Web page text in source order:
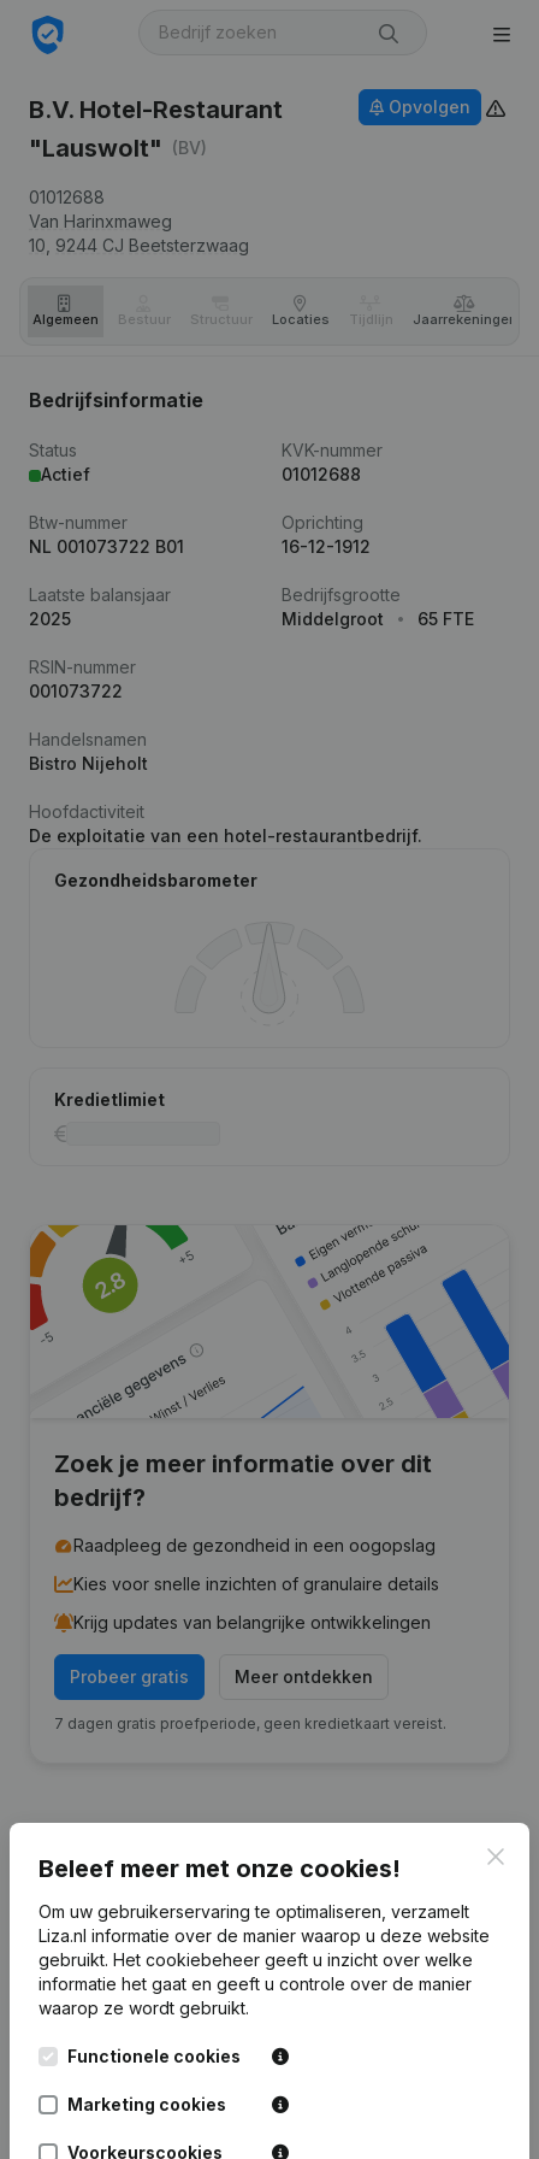
B.V. Hotel-Restaurant
"Lauswolt"
(BV)
01012688
Van Harinxmaweg
10, 9244 CJ Beetsterzwaag
Opvolgen
Algemeen Bestuur Structuur Locaties Tijdlijn Jaar­rekeningen
Bedrijfsinformatie
Status
Actief
KVK-nummer
01012688
Btw-nummer
NL 001073722 B01
Oprichting
16-12-1912
Laatste balansjaar
2025
Bedrijfsgrootte
Middelgroot
65 FTE
RSIN-nummer
001073722
Handelsnamen
Bistro Nijeholt
Hoofdactiviteit
De exploitatie van een hotel-restaurantbedrijf.
Gezondheidsbarometer
Kredietlimiet
Zoek je meer informatie over dit
bedrijf?
Raadpleeg de gezondheid in een oogopslag
Kies voor snelle inzichten of granulaire details
Krijg updates van belangrijke ontwikkelingen
Probeer gratis Meer ontdekken
7 dagen gratis proefperiode, geen kredietkaart vereist.
Financiële gegevens van B.V. Hotel-
Restaurant "Lauswolt"
2025 2024 2023 2022
vermogen
€ 49.997 188.755
Personeel 65
Beleef meer met onze cookies!
Om uw gebruikerservaring te optimaliseren, verzamelt
Liza.nl informatie over de manier waarop u deze website
gebruikt. Het cookiebeheer geeft u inzicht over welke
informatie het gaat en geeft u controle over de manier
waarop ze wordt gebruikt.
Functionele cookies
Marketing cookies
Voorkeurscookies